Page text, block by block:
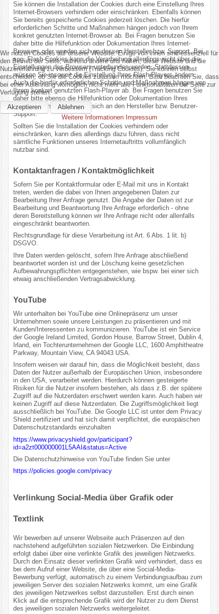
Sie können die Installation der Cookies durch eine Einstellung Ihres
Internet-Browsers verhindern oder einschränken. Ebenfalls können
Sie bereits gespeicherte Cookies jederzeit löschen. Die hierfür
erforderlichen Schritte und Maßnahmen hängen jedoch von Ihrem
konkret genutzten Internet-Browser ab. Bei Fragen benutzen Sie
daher bitte die Hilfefunktion oder Dokumentation Ihres Internet-
Browsers oder wenden sich an dessen Hersteller bzw. Support. Bei
sog. Flash-Cookies kann die Verarbeitung allerdings nicht über die
Einstellungen des Browsers unterbunden werden. Stattdessen
müssen Sie insoweit die Einstellung Ihres Flash-Players ändern.
Auch die hierfür erforderlichen Schritte und Maßnahmen hängen von
Ihrem konkret genutzten Flash-Player ab. Bei Fragen benutzen Sie
daher bitte ebenso die Hilfefunktion oder Dokumentation Ihres
Flash-Players oder wenden sich an den Hersteller bzw. Benutzer-
Support.
Sollten Sie die Installation der Cookies verhindern oder
einschränken, kann dies allerdings dazu führen, dass nicht
sämtliche Funktionen unseres Internetauftritts vollumfänglich
nutzbar sind.
Kontaktanfragen / Kontaktmöglichkeit
Sofern Sie per Kontaktformular oder E-Mail mit uns in Kontakt
treten, werden die dabei von Ihnen angegebenen Daten zur
Bearbeitung Ihrer Anfrage genutzt. Die Angabe der Daten ist zur
Bearbeitung und Beantwortung Ihre Anfrage erforderlich - ohne
deren Bereitstellung können wir Ihre Anfrage nicht oder allenfalls
eingeschränkt beantworten.
Rechtsgrundlage für diese Verarbeitung ist Art. 6 Abs. 1 lit. b)
DSGVO.
Ihre Daten werden gelöscht, sofern Ihre Anfrage abschließend
beantwortet worden ist und der Löschung keine gesetzlichen
Aufbewahrungspflichten entgegenstehen, wie bspw. bei einer sich
etwaig anschließenden Vertragsabwicklung.
YouTube
Wir unterhalten bei YouTube eine Onlinepräsenz um unser
Unternehmen sowie unsere Leistungen zu präsentieren und mit
Kunden/Interessenten zu kommunizieren. YouTube ist ein Service
der Google Ireland Limited, Gordon House, Barrow Street, Dublin 4,
Irland, ein Tochterunternehmen der Google LLC, 1600 Amphitheatre
Parkway, Mountain View, CA 94043 USA.
Insofern weisen wir darauf hin, dass die Möglichkeit besteht, dass
Daten der Nutzer außerhalb der Europäischen Union, insbesondere
in den USA, verarbeitet werden. Hierdurch können gesteigerte
Risiken für die Nutzer insofern bestehen, als dass z.B. der spätere
Zugriff auf die Nutzerdaten erschwert werden kann. Auch haben wir
keinen Zugriff auf diese Nutzerdaten. Die Zugriffsmöglichkeit liegt
ausschließlich bei YouTube. Die Google LLC ist unter dem Privacy
Shield zertifiziert und hat sich damit verpflichtet, die europäischen
Datenschutzstandards einzuhalten
https://www.privacyshield.gov/participant?
id=a2zt000000001L5AAI&status=Active
Die Datenschutzhinweise von YouTube finden Sie unter
https://policies.google.com/privacy
Verlinkung Social-Media über Grafik oder
Textlink
Wir bewerben auf unserer Webseite auch Präsenzen auf den
nachstehend aufgeführten sozialen Netzwerken. Die Einbindung
erfolgt dabei über eine verlinkte Grafik des jeweiligen Netzwerks.
Durch den Einsatz dieser verlinkten Grafik wird verhindert, dass es
bei dem Aufruf einer Website, die über eine Social-Media-
Bewerbung verfügt, automatisch zu einem Verbindungsaufbau zum
jeweiligen Server des sozialen Netzwerks kommt, um eine Grafik
des jeweiligen Netzwerkes selbst darzustellen. Erst durch einen
Klick auf die entsprechende Grafik wird der Nutzer zu dem Dienst
des jeweiligen sozialen Netzwerks weitergeleitet.
Wir nutzen Cookies auf unserer Website. Einige von ihnen sind essenziell für
den Betrieb der Seite, während andere uns helfen, diese Website und die
Nutzererfahrung zu verbessern (Tracking Cookies). Sie können selbst
entscheiden, ob Sie die Cookies zulassen möchten. Bitte beachten Sie, dass
bei einer Ablehnung womöglich nicht mehr alle Funktionalitäten der Seite zur
Verfügung stehen.
Akzeptieren
Ablehnen
Weitere Informationen Impressum